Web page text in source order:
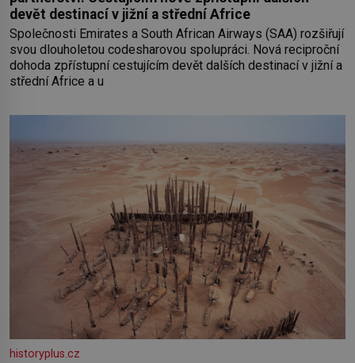
devět destinací v jižní a střední Africe
Společnosti Emirates a South African Airways (SAA) rozšiřují
svou dlouholetou codesharovou spolupráci. Nová reciproční
dohoda zpřístupní cestujícím devět dalších destinací v jižní a
střední Africe a u
historyplus.cz